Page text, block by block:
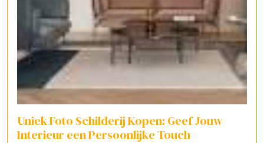
Uniek Foto Schilderij Kopen: Geef Jouw
Interieur een Persoonlijke Touch